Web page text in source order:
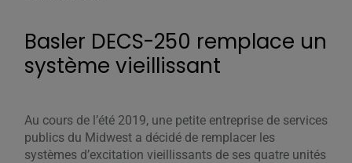
Basler DECS-250 remplace un
système vieillissant
Au cours de l’été 2019, une petite entreprise de services
publics du Midwest a décidé de remplacer les
systèmes d’excitation vieillissants de ses quatre unités